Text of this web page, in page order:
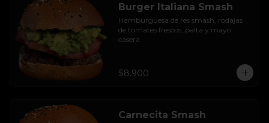
Burger Italiana Smash
Hamburguesa de res smash, rodajas
de tomates frescos, palta y mayo
casera.
$8.900
Carnecita Smash